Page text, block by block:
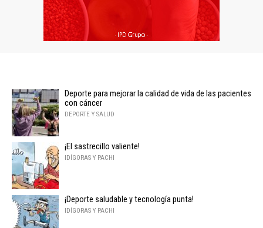
Deporte para mejorar la calidad de vida de las pacientes
con cáncer
DEPORTE Y SALUD
¡El sastrecillo valiente!
IDÍGORAS Y PACHI
¡Deporte saludable y tecnología punta!
IDÍGORAS Y PACHI